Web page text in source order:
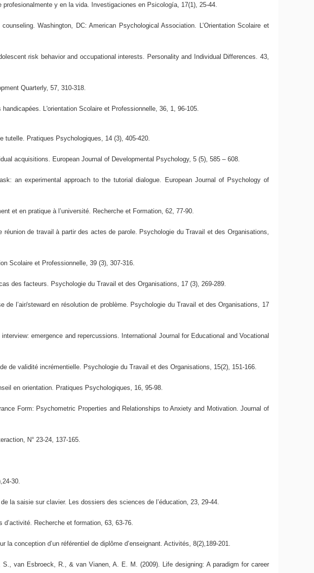
y en la vida. Investigaciones en Psicología, 17(1), 25-44.
Washington, DC: American Psychological Association. L’Orientation Scolaire et
risk behavior and occupational interests. Personality and Individual Differences. 43,
Quarterly, 57, 310-318.
L'orientation Scolaire et Professionnelle, 36, 1, 96-105.
tutelle. Pratiques Psychologiques, 14 (3), 405-420.
acquisitions. European Journal of Developmental Psychology, 5 (5), 585 – 608.
an experimental approach to the tutorial dialogue. European Journal of Psychology of
et en pratique à l’université. Recherche et Formation, 62, 77-90.
de travail à partir des actes de parole. Psychologie du Travail et des Organisations,
Scolaire et Professionnelle, 39 (3), 307-316.
des facteurs. Psychologie du Travail et des Organisations, 17 (3), 269-289.
l’air/steward en résolution de problème. Psychologie du Travail et des Organisations, 17
emergence and repercussions. International Journal for Educational and Vocational
de validité incrémentielle. Psychologie du Travail et des Organisations, 15(2), 151-166.
en orientation. Pratiques Psychologiques, 16, 95-98.
Form: Psychometric Properties and Relationships to Anxiety and Motivation. Journal of
N° 23-24, 137-165.
30.
la saisie sur clavier. Les dossiers des sciences de l’éducation, 23, 29-44.
Recherche et formation, 63, 63-76.
conception d’un référentiel de diplôme d’enseignant. Activités, 8(2),189-201.
van Esbroeck, R., & van Vianen, A. E. M. (2009). Life designing: A paradigm for career